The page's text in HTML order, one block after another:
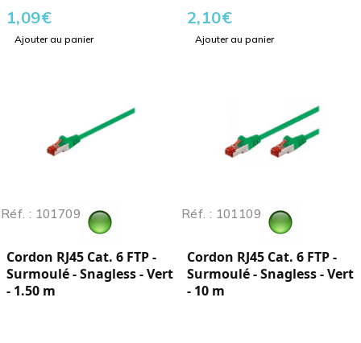
1,09€
Ajouter au panier
2,10€
Ajouter au panier
Réf. : 101709
Cordon RJ45 Cat. 6 FTP -
Surmoulé - Snagless - Vert
- 1.50 m
Réf. : 101109
Cordon RJ45 Cat. 6 FTP -
Surmoulé - Snagless - Vert
- 10 m